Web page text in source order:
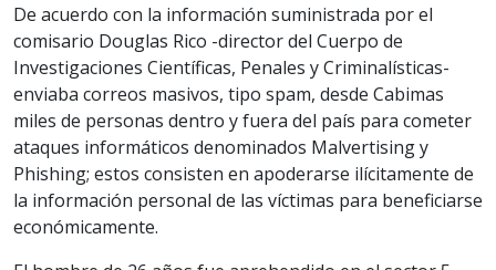
De acuerdo con la información suministrada por el
comisario Douglas Rico -director del Cuerpo de
Investigaciones Científicas, Penales y Criminalísticas-
enviaba correos masivos, tipo spam, desde Cabimas
miles de personas dentro y fuera del país para cometer
ataques informáticos denominados Malvertising y
Phishing; estos consisten en apoderarse ilícitamente de
la información personal de las víctimas para beneficiarse
económicamente.